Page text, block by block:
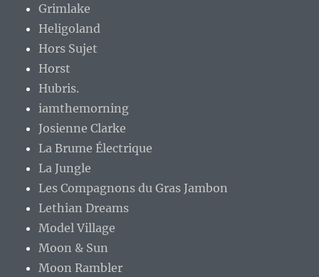
Grimlake
Heligoland
Hors Sujet
Horst
Hubris.
iamthemorning
Josienne Clarke
La Brume Électrique
La Jungle
Les Compagnons du Gras Jambon
Lethian Dreams
Model Village
Moon & Sun
Moon Rambler